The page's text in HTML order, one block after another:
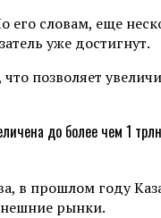
словам, еще
уже достигнут.
позволяет
до более чем 1
в прошлом году
рынки.